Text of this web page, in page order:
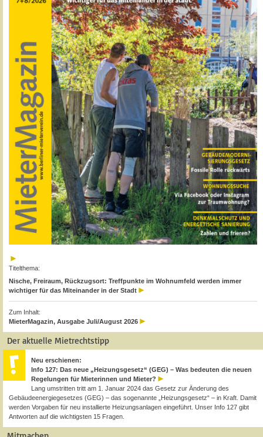
Titelthema:
Nische, Freiraum, Rückzugsort: Treffpunkte im Wohnumfeld werden immer
wichtiger für das Miteinander in der Stadt
Zum Inhalt:
MieterMagazin, Ausgabe Juli/August 2026
Der aktuelle Mietrechtstipp
Neu erschienen:
Info 127: Das neue „Heizungsgesetz“ (GEG) – Was bedeuten die neuen
Regelungen für Mieterinnen und Mieter?
Lang umstritten tritt am 1. Januar 2024 das Gesetz zur Änderung des
Gebäudeenergiegesetzes (GEG) – das sogenannte „Heizungsgesetz“ – in Kraft. Damit
werden Vorgaben für neu installierte Heizungsanlagen eingeführt. Unser Info 127 gibt
Antworten auf die wichtigsten 15 Fragen.